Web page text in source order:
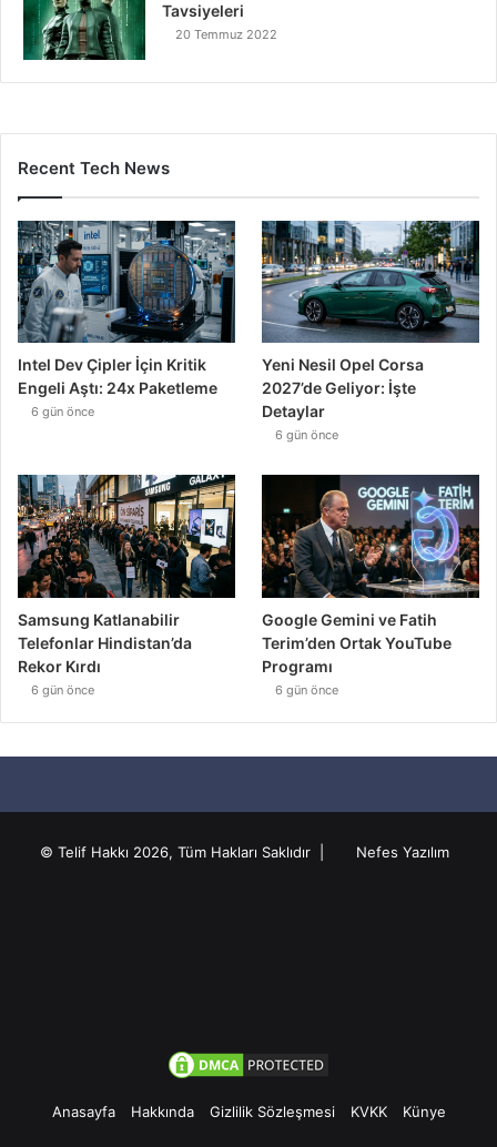
Tavsiyeleri
20 Temmuz 2022
Recent Tech News
Intel Dev Çipler İçin Kritik
Engeli Aştı: 24x Paketleme
6 gün önce
Yeni Nesil Opel Corsa
2027’de Geliyor: İşte
Detaylar
6 gün önce
Samsung Katlanabilir
Telefonlar Hindistan’da
Rekor Kırdı
6 gün önce
Google Gemini ve Fatih
Terim’den Ortak YouTube
Programı
6 gün önce
© Telif Hakkı 2026, Tüm Hakları Saklıdır | Nefes Yazılım
Anasayfa Hakkında Gizlilik Sözleşmesi KVKK Künye